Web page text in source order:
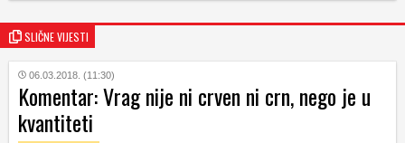
SLIČNE VIJESTI
06.03.2018. (11:30)
Komentar: Vrag nije ni crven ni crn, nego je u
kvantiteti